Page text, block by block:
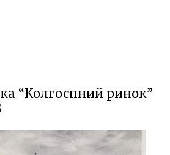
“Колгоспний ринок”